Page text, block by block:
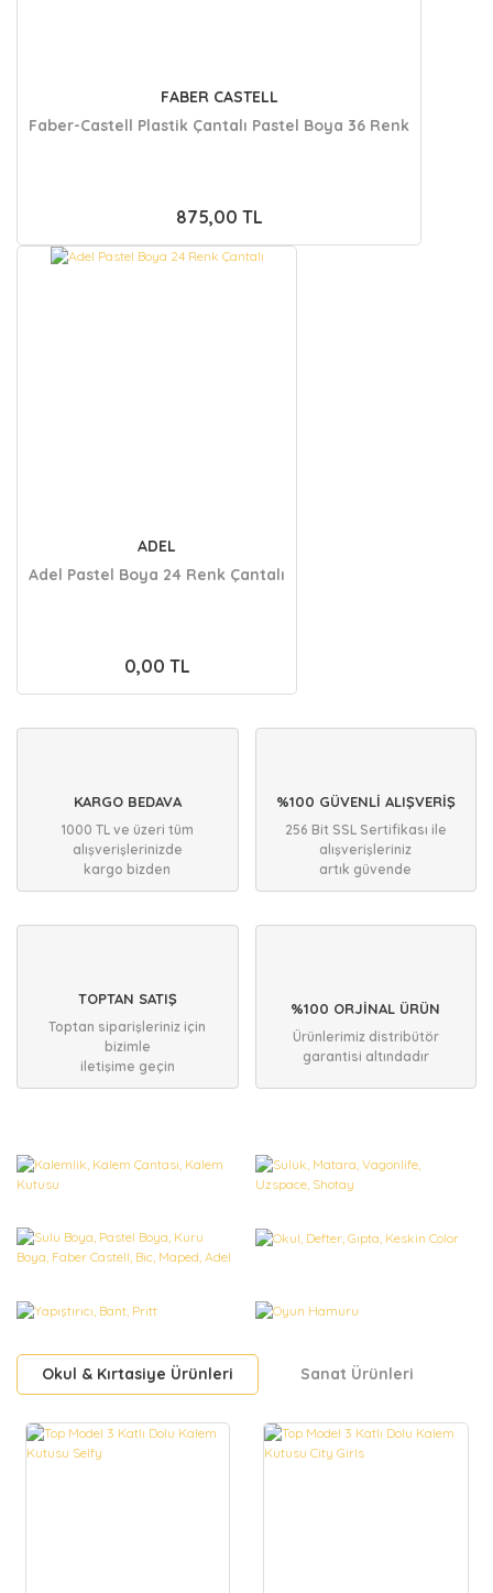
FABER CASTELL
Faber-Castell Plastik Çantalı Pastel Boya 36 Renk
875,00 TL
ADEL
Adel Pastel Boya 24 Renk Çantalı
0,00 TL
KARGO BEDAVA
1000 TL ve üzeri tüm
alışverişlerinizde
kargo bizden
%100 GÜVENLİ ALIŞVERİŞ
256 Bit SSL Sertifikası ile
alışverişleriniz
artık güvende
TOPTAN SATIŞ
Toptan siparişleriniz için
bizimle
iletişime geçin
%100 ORJİNAL ÜRÜN
Ürünlerimiz distribütör
garantisi altındadır
Okul & Kırtasiye Ürünleri Sanat Ürünleri